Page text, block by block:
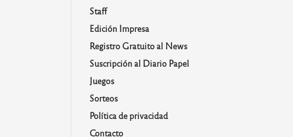
Staff
Edición Impresa
Registro Gratuito al News
Suscripción al Diario Papel
Juegos
Sorteos
Política de privacidad
Contacto